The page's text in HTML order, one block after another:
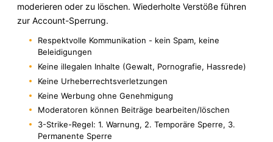
moderieren oder zu löschen. Wiederholte Verstöße führen
zur Account-Sperrung.
Respektvolle Kommunikation - kein Spam, keine
Beleidigungen
Keine illegalen Inhalte (Gewalt, Pornografie, Hassrede)
Keine Urheberrechtsverletzungen
Keine Werbung ohne Genehmigung
Moderatoren können Beiträge bearbeiten/löschen
3-Strike-Regel: 1. Warnung, 2. Temporäre Sperre, 3.
Permanente Sperre